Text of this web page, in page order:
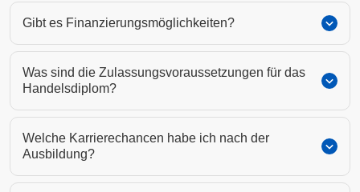
Gibt es Finanzierungsmöglichkeiten?
Was sind die Zulassungsvoraussetzungen für das
Handelsdiplom?
Welche Karrierechancen habe ich nach der
Ausbildung?